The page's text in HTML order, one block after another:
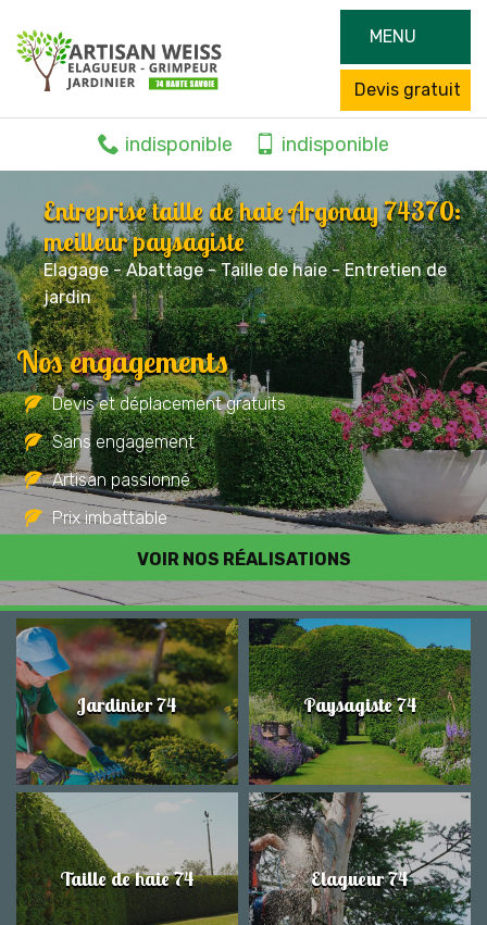
MENU
Devis gratuit
indisponible indisponible
Entreprise taille de haie Argonay 74370:
meilleur paysagiste
Elagage - Abattage - Taille de haie - Entretien de
jardin
VOIR NOS RÉALISATIONS
Nos engagements
Devis et déplacement gratuits
Sans engagement
Artisan passionné
Prix imbattable
Travail de qualité
Jardinier 74 Paysagiste 74
Taille de haie 74 Elagueur 74